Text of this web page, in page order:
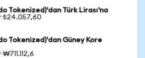
Tokenized)'dan Türk Lirası'na
₺24.057,60
Tokenized)'dan Güney Kore